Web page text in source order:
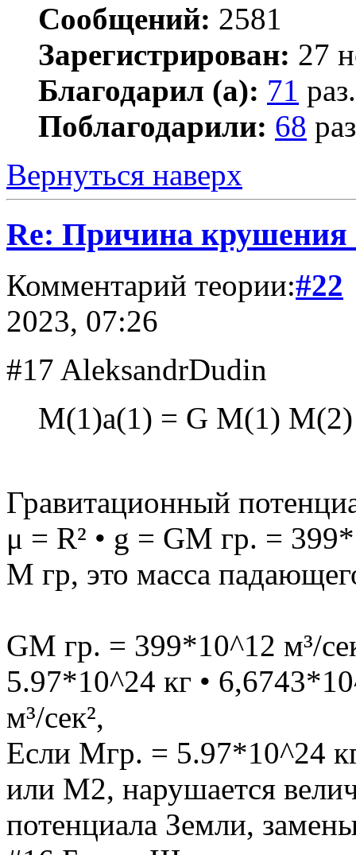
Сообщений: 2581
Зарегистрирован: 27
Благодарил (а): 71 раз.
Поблагодарили: 68
Вернуться наверх
Re: Причина крушения
Комментарий теории:#22
2023, 07:26
#17 AleksandrDudin
M(1)a(1) = G M(1)
Гравитационный
μ = R² • g = GM гр. =
M гр, это масса
GM гр. = 399*10^12 м³/
5.97*10^24 кг •
м³/сек²,
Если Мгр. = 5.97*10^24
или М2, нарушается
потенциала Земли,